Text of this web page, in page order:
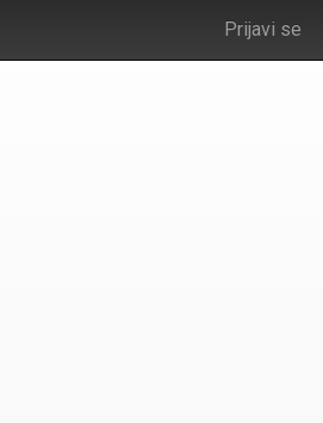
Prijavi se